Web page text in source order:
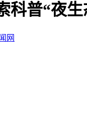
科普“夜生
网